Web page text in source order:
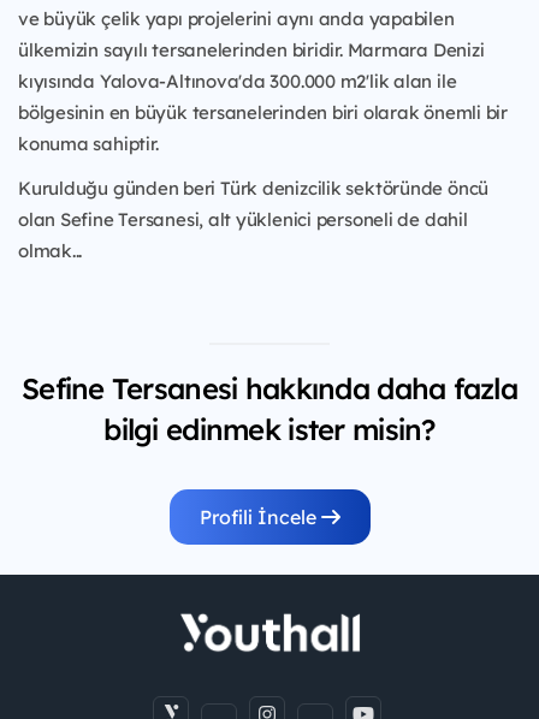
ve büyük çelik yapı projelerini aynı anda yapabilen
ülkemizin sayılı tersanelerinden biridir. Marmara Denizi
kıyısında Yalova-Altınova'da 300.000 m2'lik alan ile
bölgesinin en büyük tersanelerinden biri olarak önemli bir
konuma sahiptir.
Kurulduğu günden beri Türk denizcilik sektöründe öncü
olan Sefine Tersanesi, alt yüklenici personeli de dahil
olmak...
Sefine Tersanesi hakkında daha fazla
bilgi edinmek ister misin?
Profili İncele